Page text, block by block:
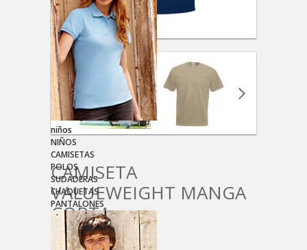
niños
NIÑOS
CAMISETAS
POLOS
SUDADERAS
CHAQUETAS
PANTALONES
CAMISETA
VALUEWEIGHT MANGA
CORTA